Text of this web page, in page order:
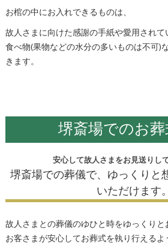
お棺の中にお入れできるものは、
故人さまに向けた感謝の手紙や愛用され
食べ物(果物などの水分の多いものは不可)
きます。
安心して故人さまをお見送りし
堺斎場でのお葬
堺斎場での葬儀で、ゆっくりと
いただけます。
故人さまとの葬儀のゆひと時をゆっくりと
お客さまが安心してお葬式を執り行える